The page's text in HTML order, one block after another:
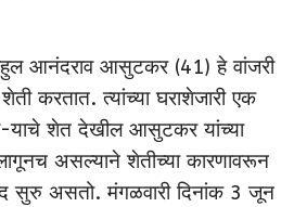
राहुल आनंदराव आसुटकर (41) हे वांजरी
करतात. त्यांच्या घराशेजारी एक
याचे शेत देखील आसुटकर यांच्या
असल्याने शेतीच्या कारणावरून
सुरु असतो. मंगळवारी दिनांक 3 जून